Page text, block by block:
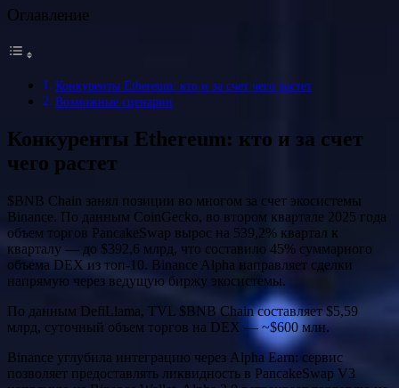
Оглавление
Конкуренты Ethereum: кто и за счет чего растет
Возможные сценарии
Конкуренты Ethereum: кто и за счет
чего растет
$BNB Chain занял позиции во многом за счет экосистемы
Binance. По данным CoinGecko, во втором квартале 2025 года
объем торгов PancakeSwap вырос на 539,2% квартал к
кварталу — до $392,6 млрд, что составило 45% суммарного
объема DEX из топ-10. Binance Alpha направляет сделки
напрямую через ведущую биржу экосистемы.
По данным DefiLlama, TVL $BNB Chain составляет $5,59
млрд, суточный объем торгов на DEX — ~$600 млн.
Binance углубила интеграцию через Alpha Earn: сервис
позволяет предоставлять ликвидность в PancakeSwap V3